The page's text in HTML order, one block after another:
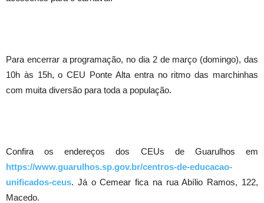
Para encerrar a programação, no dia 2 de março (domingo), das
10h às 15h, o CEU Ponte Alta entra no ritmo das marchinhas
com muita diversão para toda a população.
Confira os endereços dos CEUs de Guarulhos em
https://www.guarulhos.sp.gov.br/centros-de-educacao-
unificados-ceus. Já o Cemear fica na rua Abílio Ramos, 122,
Macedo.